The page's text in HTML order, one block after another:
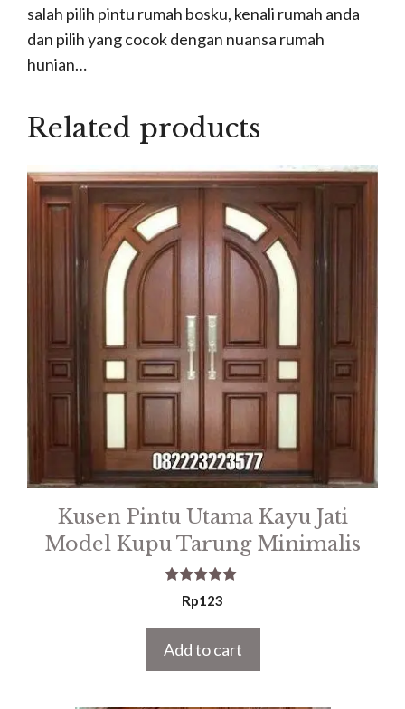
salah pilih pintu rumah bosku, kenali rumah anda
dan pilih yang cocok dengan nuansa rumah
hunian…
Related products
Kusen Pintu Utama Kayu Jati
Model Kupu Tarung Minimalis
5.00
out of 5
Rp123
Add to cart